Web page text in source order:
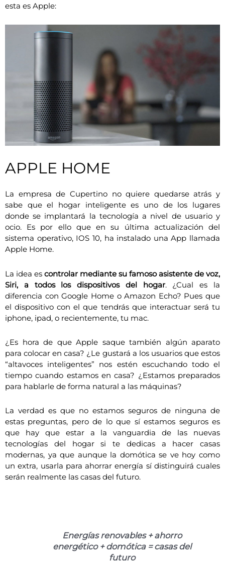
esta es Apple:
APPLE HOME
La empresa de Cupertino no quiere quedarse atrás y
sabe que el hogar inteligente es uno de los lugares
donde se implantará la tecnología a nivel de usuario y
ocio. Es por ello que en su última actualización del
sistema operativo, IOS 10, ha instalado una App llamada
Apple Home.
La idea es controlar mediante su famoso asistente de voz,
Siri, a todos los dispositivos del hogar. ¿Cual es la
diferencia con Google Home o Amazon Echo? Pues que
el dispositivo con el que tendrás que interactuar será tu
iphone, ipad, o recientemente, tu mac.
¿Es hora de que Apple saque también algún aparato
para colocar en casa? ¿Le gustará a los usuarios que estos
“altavoces inteligentes” nos estén escuchando todo el
tiempo cuando estamos en casa? ¿Estamos preparados
para hablarle de forma natural a las máquinas?
La verdad es que no estamos seguros de ninguna de
estas preguntas, pero de lo que sí estamos seguros es
que hay que estar a la vanguardia de las nuevas
tecnologías del hogar si te dedicas a hacer casas
modernas, ya que aunque la domótica se ve hoy como
un extra, usarla para ahorrar energía sí distinguirá cuales
serán realmente las casas del futuro.
Energías renovables + ahorro
energético + domótica = casas del
futuro